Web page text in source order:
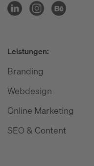
Leistungen:
Branding
Webdesign
Online Marketing
SEO & Content